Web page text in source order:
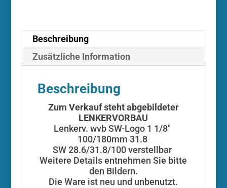
(E11)
Menge
Beschreibung
Zusätzliche Information
Beschreibung
Zum Verkauf steht abgebildeter
LENKERVORBAU
Lenkerv. wvb SW-Logo 1 1/8″
100/180mm 31.8
SW 28.6/31.8/100 verstellbar
Weitere Details entnehmen Sie bitte
den Bildern.
Die Ware ist neu und unbenutzt.